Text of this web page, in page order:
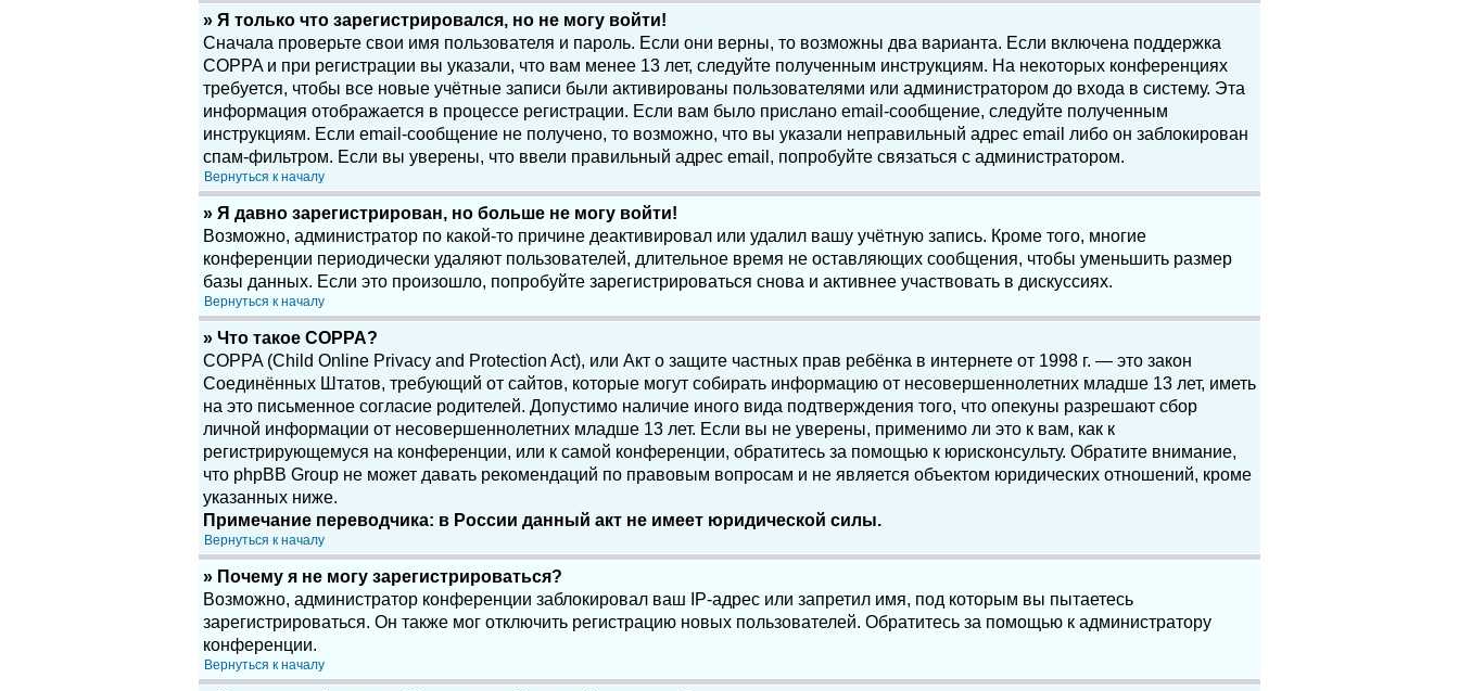
» Я только что зарегистрировался, но не могу войти!
Сначала проверьте свои имя пользователя и пароль. Если они верны, то возможны два варианта. Если включена поддержка
COPPA и при регистрации вы указали, что вам менее 13 лет, следуйте полученным инструкциям. На некоторых конференциях
требуется, чтобы все новые учётные записи были активированы пользователями или администратором до входа в систему. Эта
информация отображается в процессе регистрации. Если вам было прислано email-сообщение, следуйте полученным
инструкциям. Если email-сообщение не получено, то возможно, что вы указали неправильный адрес email либо он заблокирован
спам-фильтром. Если вы уверены, что ввели правильный адрес email, попробуйте связаться с администратором.
Вернуться к началу
» Я давно зарегистрирован, но больше не могу войти!
Возможно, администратор по какой-то причине деактивировал или удалил вашу учётную запись. Кроме того, многие
конференции периодически удаляют пользователей, длительное время не оставляющих сообщения, чтобы уменьшить размер
базы данных. Если это произошло, попробуйте зарегистрироваться снова и активнее участвовать в дискуссиях.
Вернуться к началу
» Что такое COPPA?
COPPA (Child Online Privacy and Protection Act), или Акт о защите частных прав ребёнка в интернете от 1998 г. — это закон
Соединённых Штатов, требующий от сайтов, которые могут собирать информацию от несовершеннолетних младше 13 лет, иметь
на это письменное согласие родителей. Допустимо наличие иного вида подтверждения того, что опекуны разрешают сбор
личной информации от несовершеннолетних младше 13 лет. Если вы не уверены, применимо ли это к вам, как к
регистрирующемуся на конференции, или к самой конференции, обратитесь за помощью к юрисконсульту. Обратите внимание,
что phpBB Group не может давать рекомендаций по правовым вопросам и не является объектом юридических отношений, кроме
указанных ниже.
Примечание переводчика: в России данный акт не имеет юридической силы.
Вернуться к началу
» Почему я не могу зарегистрироваться?
Возможно, администратор конференции заблокировал ваш IP-адрес или запретил имя, под которым вы пытаетесь
зарегистрироваться. Он также мог отключить регистрацию новых пользователей. Обратитесь за помощью к администратору
конференции.
Вернуться к началу